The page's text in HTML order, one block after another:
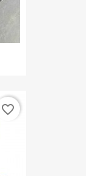
favorite_border